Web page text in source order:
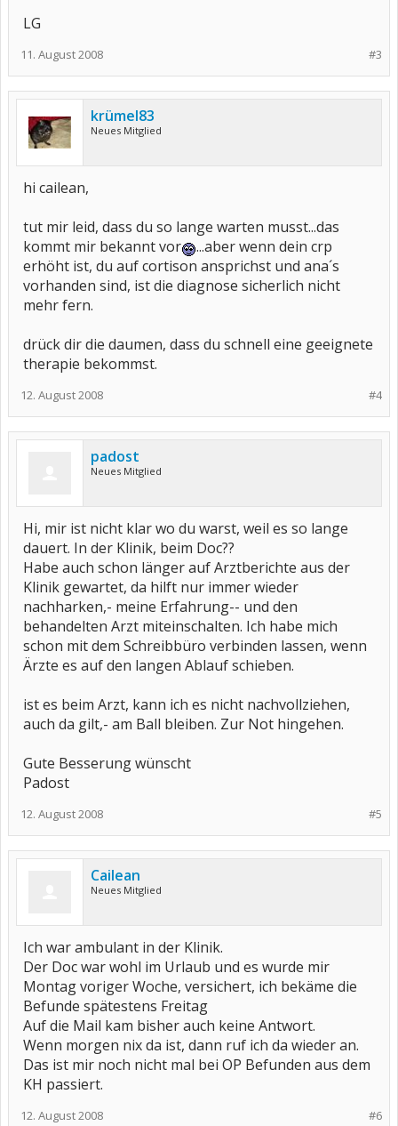
LG
#3
11. August 2008
krümel83
Neues Mitglied
hi cailean,
tut mir leid, dass du so lange warten musst...das
kommt mir bekannt vor
...aber wenn dein crp
erhöht ist, du auf cortison ansprichst und ana´s
vorhanden sind, ist die diagnose sicherlich nicht
mehr fern.
drück dir die daumen, dass du schnell eine geeignete
therapie bekommst.
#4
12. August 2008
padost
Neues Mitglied
Hi, mir ist nicht klar wo du warst, weil es so lange
dauert. In der Klinik, beim Doc??
Habe auch schon länger auf Arztberichte aus der
Klinik gewartet, da hilft nur immer wieder
nachharken,- meine Erfahrung-- und den
behandelten Arzt miteinschalten. Ich habe mich
schon mit dem Schreibbüro verbinden lassen, wenn
Ärzte es auf den langen Ablauf schieben.
ist es beim Arzt, kann ich es nicht nachvollziehen,
auch da gilt,- am Ball bleiben. Zur Not hingehen.
Gute Besserung wünscht
Padost
#5
12. August 2008
Cailean
Neues Mitglied
Ich war ambulant in der Klinik.
Der Doc war wohl im Urlaub und es wurde mir
Montag voriger Woche, versichert, ich bekäme die
Befunde spätestens Freitag
Auf die Mail kam bisher auch keine Antwort.
Wenn morgen nix da ist, dann ruf ich da wieder an.
Das ist mir noch nicht mal bei OP Befunden aus dem
KH passiert.
#6
12. August 2008